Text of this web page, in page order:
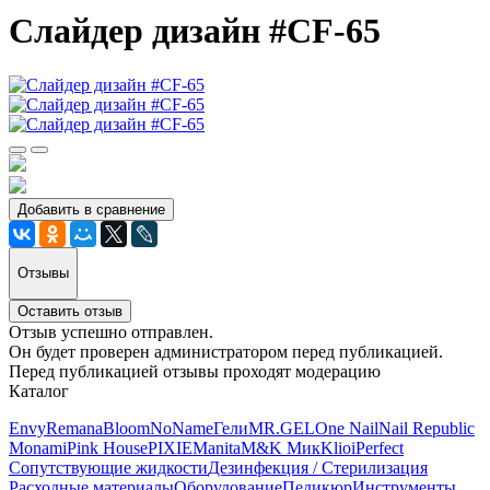
Слайдер дизайн #CF-65
Добавить в сравнение
Отзывы
Оставить отзыв
Отзыв успешно отправлен.
Он будет проверен администратором перед публикацией.
Перед публикацией отзывы проходят модерацию
Каталог
EnvyRemanaBloomNoNameГелиMR.GELOne NailNail Republic
MonamiPink HousePIXIEManitaM&K МикKlioiPerfect
Сопутствующие жидкостиДезинфекция / Стерилизация